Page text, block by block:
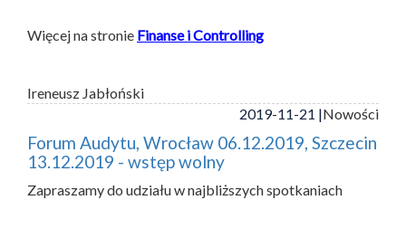
Więcej na stronie Finanse i Controlling
Ireneusz Jabłoński
2019-11-21 |Nowości
Forum Audytu, Wrocław 06.12.2019, Szczecin
13.12.2019 - wstęp wolny
Zapraszamy do udziału w najbliższych spotkaniach